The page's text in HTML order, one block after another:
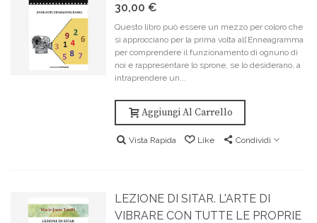
30,00 €
Questo libro può essere un mezzo per coloro che
si approcciano per la prima volta all’Enneagramma
per comprendere il funzionamento di ognuno di
noi e rappresentare lo sprone, se lo desiderano, a
intraprendere un...
Aggiungi Al Carrello
Vista Rapida Like Condividi
LEZIONE DI SITAR. L'ARTE DI
VIBRARE CON TUTTE LE PROPRIE